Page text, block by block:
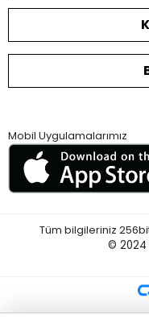
Mobil Uygulamalarımız
Tüm bilgileriniz
© 2024